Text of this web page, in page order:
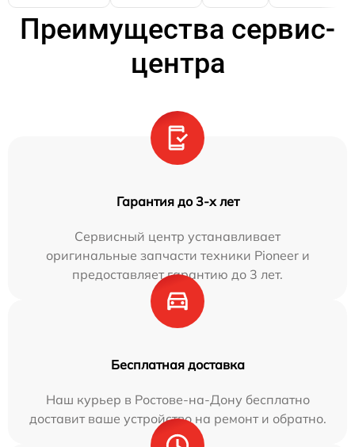
Преимущества сервис-
центра
Гарантия до 3-х лет
Сервисный центр устанавливает
оригинальные запчасти техники Pioneer и
предоставляет гарантию до 3 лет.
Бесплатная доставка
Наш курьер в Ростове-на-Дону бесплатно
доставит ваше устройство на ремонт и обратно.